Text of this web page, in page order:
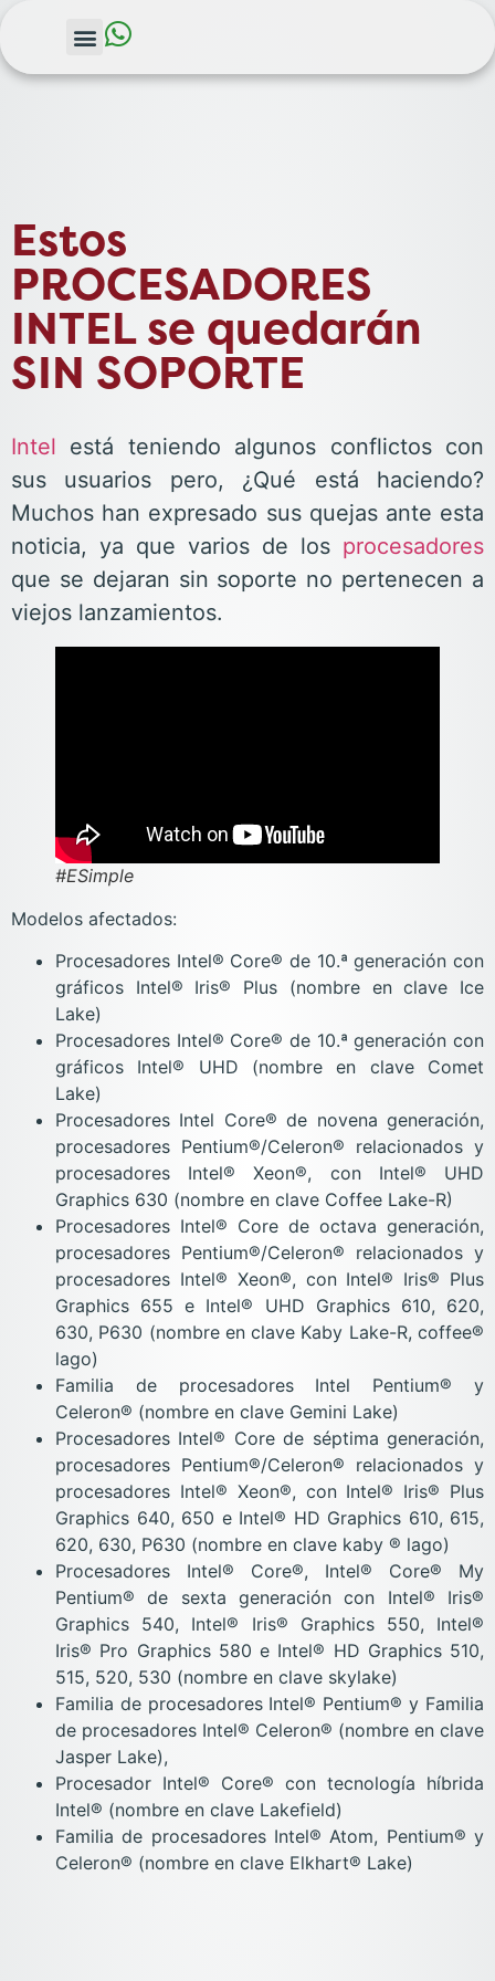
Estos
PROCESADORES
INTEL se quedarán
SIN SOPORTE
Intel está teniendo algunos conflictos con
sus usuarios pero, ¿Qué está haciendo?
Muchos han expresado sus quejas ante esta
noticia, ya que varios de los procesadores
que se dejaran sin soporte no pertenecen a
viejos lanzamientos.
#ESimple
Modelos afectados:
Procesadores Intel® Core® de 10.ª generación con
gráficos Intel® Iris® Plus (nombre en clave Ice
Lake)
Procesadores Intel® Core® de 10.ª generación con
gráficos Intel® UHD (nombre en clave Comet
Lake)
Procesadores Intel Core® de novena generación,
procesadores Pentium®/Celeron® relacionados y
procesadores Intel® Xeon®, con Intel® UHD
Graphics 630 (nombre en clave Coffee Lake-R)
Procesadores Intel® Core de octava generación,
procesadores Pentium®/Celeron® relacionados y
procesadores Intel® Xeon®, con Intel® Iris® Plus
Graphics 655 e Intel® UHD Graphics 610, 620,
630, P630 (nombre en clave Kaby Lake-R, coffee®
lago)
Familia de procesadores Intel Pentium® y
Celeron® (nombre en clave Gemini Lake)
Procesadores Intel® Core de séptima generación,
procesadores Pentium®/Celeron® relacionados y
procesadores Intel® Xeon®, con Intel® Iris® Plus
Graphics 640, 650 e Intel® HD Graphics 610, 615,
620, 630, P630 (nombre en clave kaby ® lago)
Procesadores Intel® Core®, Intel® Core® My
Pentium® de sexta generación con Intel® Iris®
Graphics 540, Intel® Iris® Graphics 550, Intel®
Iris® Pro Graphics 580 e Intel® HD Graphics 510,
515, 520, 530 (nombre en clave skylake)
Familia de procesadores Intel® Pentium® y Familia
de procesadores Intel® Celeron® (nombre en clave
Jasper Lake),
Procesador Intel® Core® con tecnología híbrida
Intel® (nombre en clave Lakefield)
Familia de procesadores Intel® Atom, Pentium® y
Celeron® (nombre en clave Elkhart® Lake)